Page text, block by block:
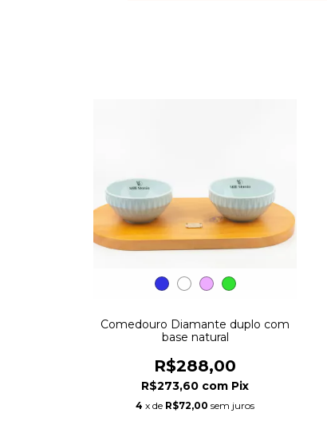
Comedouro Diamante duplo com
base natural
R$288,00
R$273,60 com Pix
4 x de R$72,00 sem juros